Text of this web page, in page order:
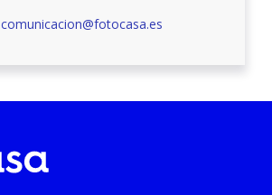
comunicacion@fotocasa.es